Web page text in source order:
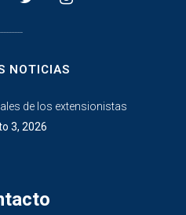
NOTICIAS
de los extensionistas
3, 2026